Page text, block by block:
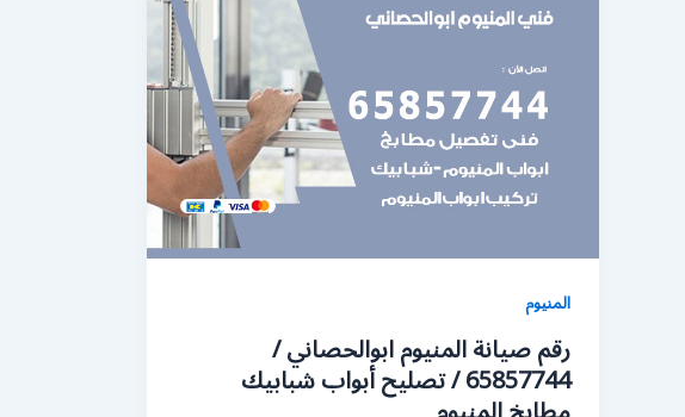
المنيوم
رقم صيانة المنيوم ابوالحصاني /
65857744 / تصليح أبواب شبابيك